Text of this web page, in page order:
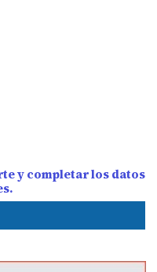
y completar los datos